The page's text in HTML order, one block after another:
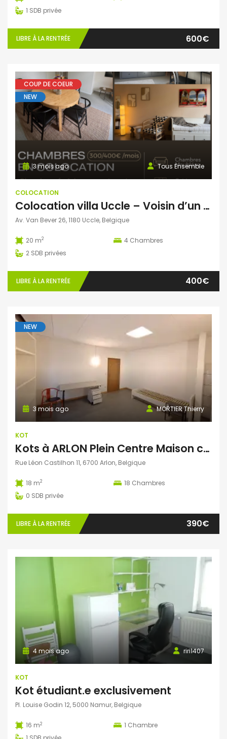
1 SDB privée
LIBRE À LA RENTRÉE 600€
COUP DE COEUR
NEW
Tous Ensemble
3 mois ago
COLOCATION
Colocation villa Uccle – Voisin d’un centre pour adultes porteurs d’un handicap
Av. Van Bever 26, 1180 Uccle, Belgique
20 m2 4 Chambres
2 SDB privées
LIBRE À LA RENTRÉE 400€
NEW
MORTIER Thierry
3 mois ago
KOT
Kots à ARLON Plein Centre Maison communautaire regroupant plusieurs étudiants.
Rue Léon Castilhon 11, 6700 Arlon, Belgique
18 m2 18 Chambres
0 SDB privée
LIBRE À LA RENTRÉE 390€
riri1407
4 mois ago
KOT
Kot étudiant.e exclusivement
Pl. Louise Godin 12, 5000 Namur, Belgique
16 m2 1 Chambre